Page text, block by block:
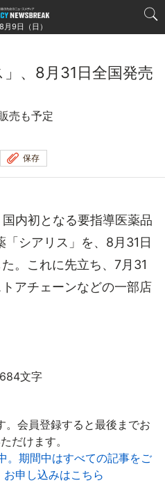
9日（日）
、8月31日全国発売
売も予定
保存
内初となる要指導医薬品
シアリス」を、8月31日
。これに先立ち、7月31
アチェーンなどの一部店
文字
。会員登録すると最後までお
だけます。
。期間中はすべての記事をご
申し込みはこちら